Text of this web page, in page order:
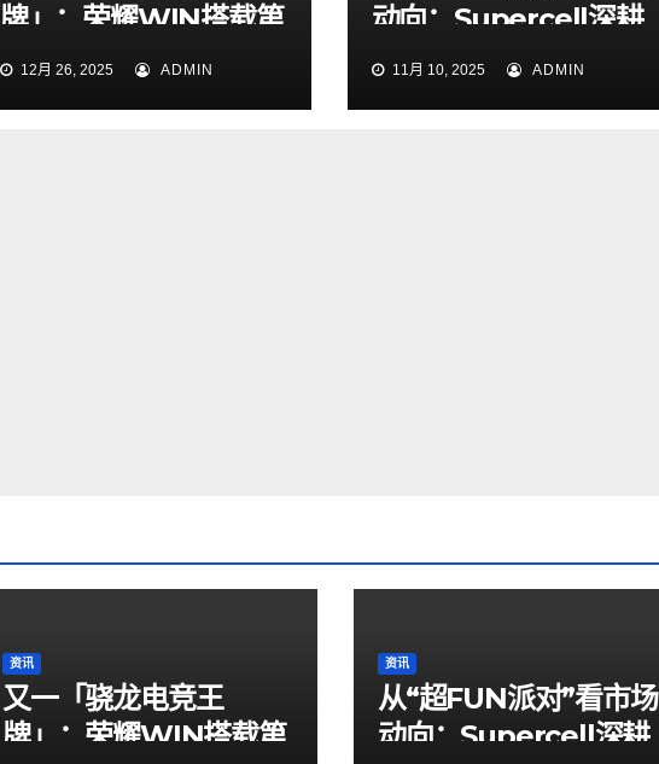
牌」：荣耀WIN搭载第
五代骁龙8至尊版亮相
12月 26, 2025 ADMIN
动向：Supercell深耕
中国，玩家见面会展现
11月 10, 2025 ADMIN
资讯
又一「骁龙电竞王
牌」：荣耀WIN搭载第
资讯
从“超FUN派对”看市场
动向：Supercell深耕